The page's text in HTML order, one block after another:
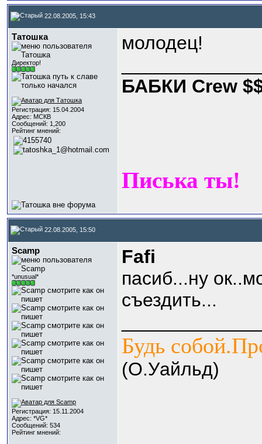
22.08.2005, 15:43
Татошка
Директор!
Регистрация: 15.04.2004
Адрес: МСКВ
Сообщений: 1,200
Рейтинг мнений:
молодец!
БАБКИ Crew
Писька ты!
22.08.2005, 15:50
Scamp
*unusual*
Регистрация: 15.11.2004
Адрес: *VG*
Сообщений: 534
Рейтинг мнений:
Fafi
пасиб...ну
съездить...
Будь
(О.Уайльд)